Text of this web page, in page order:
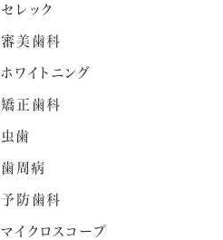
セレック
審美歯科
ホワイトニング
矯正歯科
虫歯
歯周病
予防歯科
マイクロスコープ